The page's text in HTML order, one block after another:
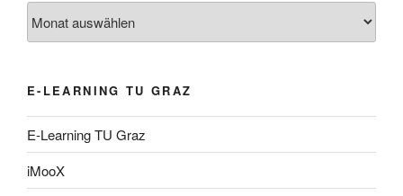
E-LEARNING TU GRAZ
E-Learning TU Graz
iMooX